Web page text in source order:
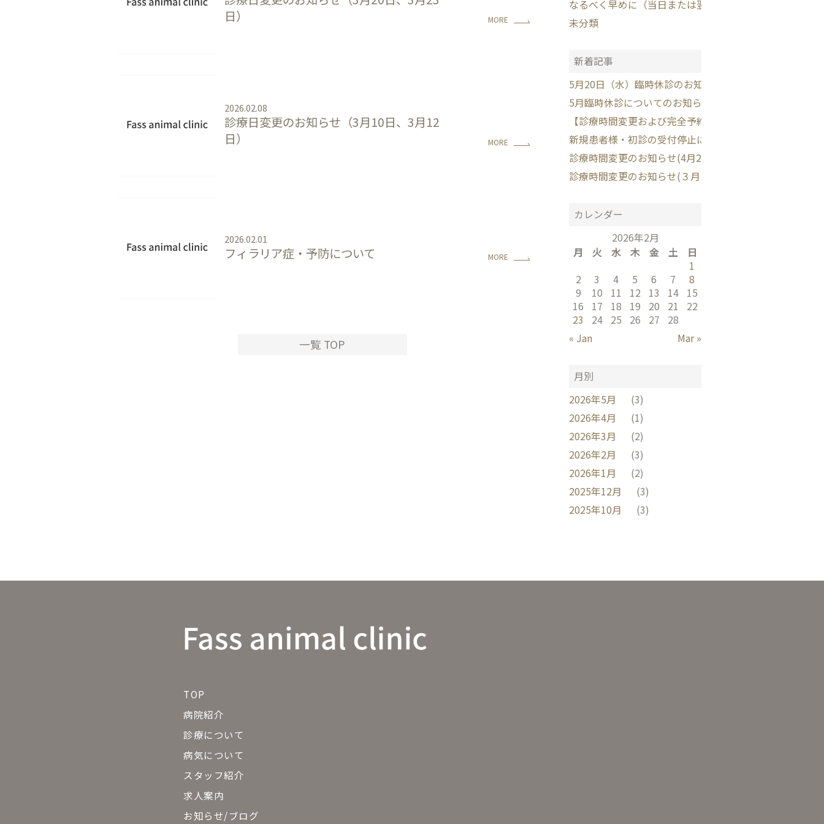
日）
MORE
2026.02.08
診療日変更のお知らせ（3月10日、3月12
日）
MORE
2026.02.01
フィラリア症・予防について MORE
一覧 TOP
なるべく早めに（当日または翌日を目安に）ご相談くだ
未分類
新着記事
5月20日（水）臨時休診のお知らせ
5月臨時休診についてのお知らせ
【診療時間変更および完全予約制移行のお知らせ】
新規患者様・初診の受付停止について
診療時間変更のお知らせ(4月23・30日）
診療時間変更のお知らせ(３月２６日）
カレンダー
2026年2月
月
火 水 木 金 土 日
« Jan Mar »
1
2
3 4 5 6 7
8
9
10 11 12 13 14
15
16
17 18 19 20 21
22
23
24 25 26 27 28
月別
2026年5月
(3)
2026年4月
(1)
2026年3月
(2)
2026年2月
(3)
2026年1月
(2)
2025年12月
(3)
2025年10月
(3)
TOP
病院紹介
診療について
病気について
スタッフ紹介
求人案内
お知らせ/ブログ